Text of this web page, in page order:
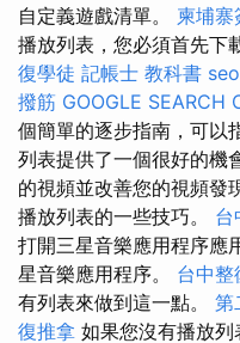
自定義遊戲清單。 柬埔寨
播放列表，您必須首先下
復學徒 記帳士 教科書 seo
撥筋 GOOGLE SEARCH
個簡單的逐步指南，可以
列表提供了一個很好的機
的視頻並改善您的視頻發
播放列表的一些技巧。 台
打開三星音樂應用程序⁢應
星音樂應用程序。 台中整
有列表來做到這一點。 第
復推拿 如果您沒有播放